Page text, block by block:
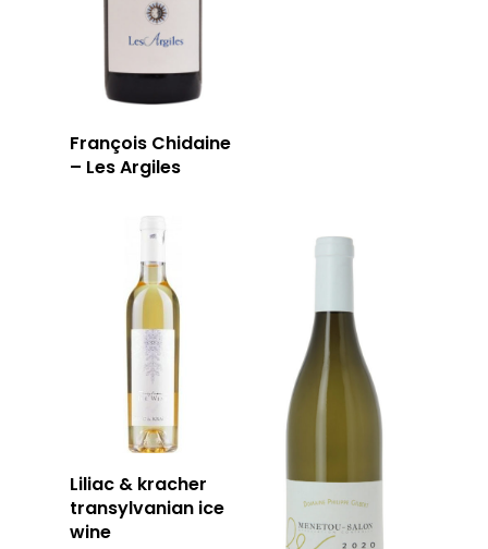
François Chidaine
– Les Argiles
Liliac & kracher
transylvanian ice
wine